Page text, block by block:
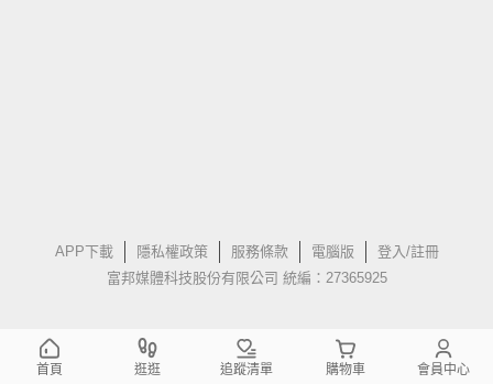
APP下載 隱私權政策 服務條款 電腦版
登入/註冊
富邦媒體科技股份有限公司 統編：27365925
首頁 逛逛 追蹤清單 購物車 會員中心